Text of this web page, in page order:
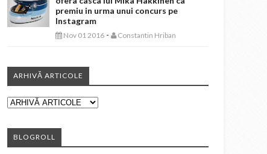
premiu in urma unui concurs pe
Instagram
Nov 01 2016 - Constantin Hriban
ARHIVĂ ARTICOLE
BLOGROLL